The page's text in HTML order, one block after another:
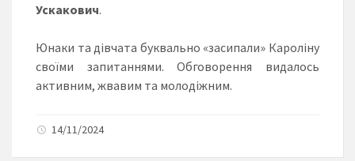
Ускакович.
Юнаки та дівчата буквально «засипали» Кароліну
своїми запитаннями. Обговорення видалось
активним, жвавим та молодіжним.
14/11/2024